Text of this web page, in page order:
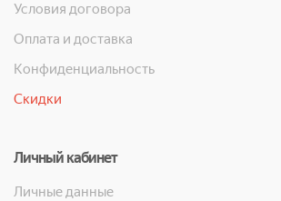
Условия договора
Оплата и доставка
Конфиденциальность
Скидки
Личный кабинет
Личные данные